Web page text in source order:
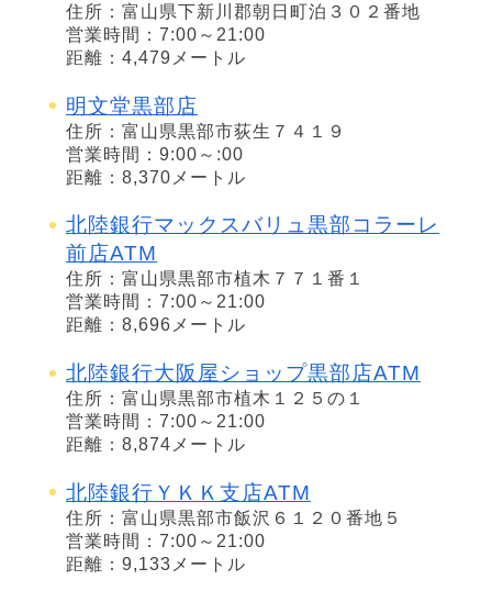
住所：富山県下新川郡朝日町泊３０２番地
営業時間：7:00～21:00
距離：4,479メートル
明文堂黒部店
住所：富山県黒部市荻生７４１９
営業時間：9:00～:00
距離：8,370メートル
北陸銀行マックスバリュ黒部コラーレ
前店ATM
住所：富山県黒部市植木７７１番１
営業時間：7:00～21:00
距離：8,696メートル
北陸銀行大阪屋ショップ黒部店ATM
住所：富山県黒部市植木１２５の１
営業時間：7:00～21:00
距離：8,874メートル
北陸銀行ＹＫＫ支店ATM
住所：富山県黒部市飯沢６１２０番地５
営業時間：7:00～21:00
距離：9,133メートル